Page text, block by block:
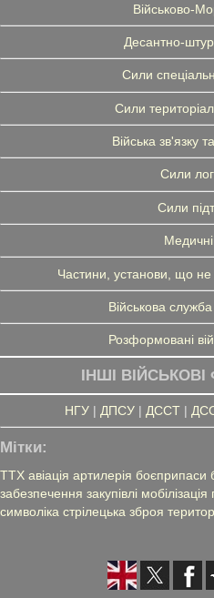
Військово-
Десантно-
Сили
Сили
Війська зв'язку
Сили
Сили
Частини, установи, що
Військова
Розформовані
ІНШІ
НГУ| ДПСУ| ДССТ|
Мітки:
ТТХ авіація артилерія боєприпаси
забезпечення закупівлі мобілізація
символіка стрілецька зброя